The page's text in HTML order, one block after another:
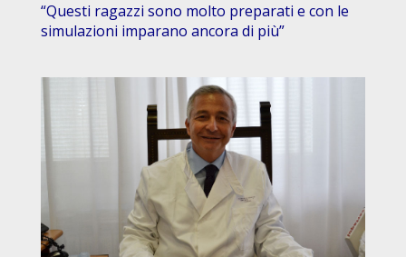
“Questi ragazzi sono molto preparati e con le
simulazioni imparano ancora di più”